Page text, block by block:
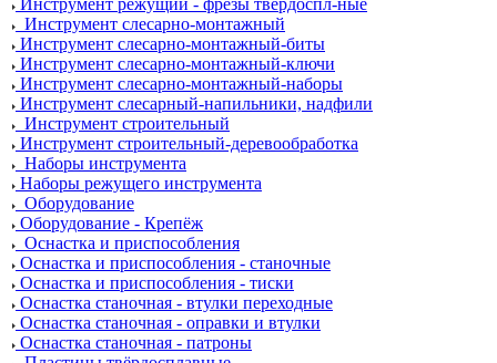
Инструмент режущий - фрезы твердоспл-ные
Инструмент слесарно-монтажный
Инструмент слесарно-монтажный-биты
Инструмент слесарно-монтажный-ключи
Инструмент слесарно-монтажный-наборы
Инструмент слесарный-напильники, надфили
Инструмент строительный
Инструмент строительный-деревообработка
Наборы инструмента
Наборы режущего инструмента
Оборудование
Оборудование - Крепёж
Оснастка и приспособления
Оснастка и приспособления - станочные
Оснастка и приспособления - тиски
Оснастка станочная - втулки переходные
Оснастка станочная - оправки и втулки
Оснастка станочная - патроны